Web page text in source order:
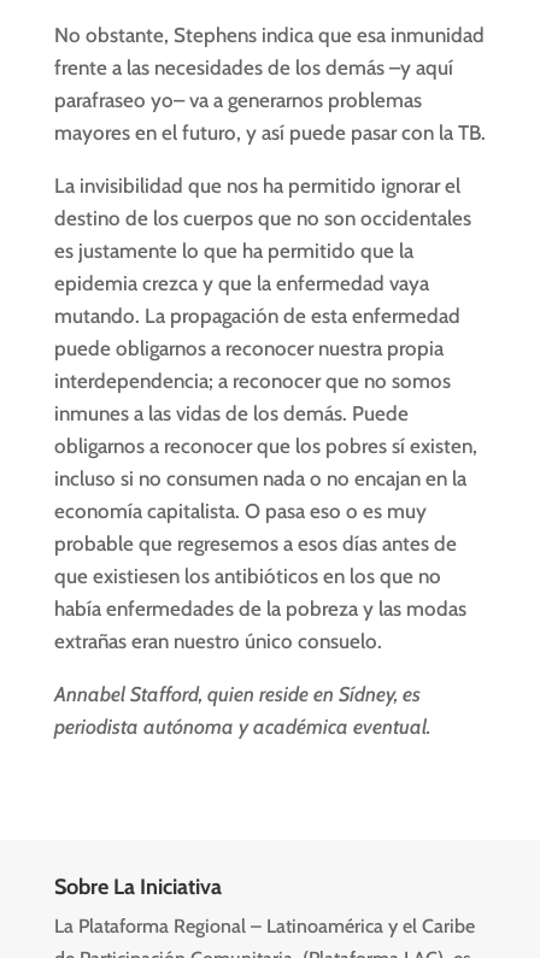
No obstante, Stephens indica que esa inmunidad
frente a las necesidades de los demás –y aquí
parafraseo yo– va a generarnos problemas
mayores en el futuro, y así puede pasar con la TB.
La invisibilidad que nos ha permitido ignorar el
destino de los cuerpos que no son occidentales
es justamente lo que ha permitido que la
epidemia crezca y que la enfermedad vaya
mutando. La propagación de esta enfermedad
puede obligarnos a reconocer nuestra propia
interdependencia; a reconocer que no somos
inmunes a las vidas de los demás. Puede
obligarnos a reconocer que los pobres sí existen,
incluso si no consumen nada o no encajan en la
economía capitalista. O pasa eso o es muy
probable que regresemos a esos días antes de
que existiesen los antibióticos en los que no
había enfermedades de la pobreza y las modas
extrañas eran nuestro único consuelo.
Annabel Stafford, quien reside en Sídney, es
periodista autónoma y académica eventual.
Sobre La Iniciativa
La Plataforma Regional – Latinoamérica y el Caribe